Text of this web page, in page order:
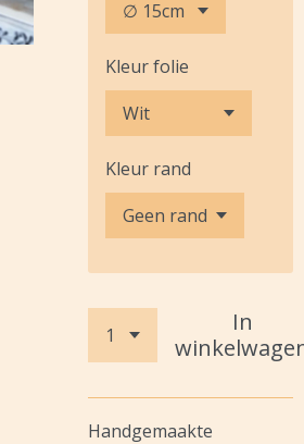
Kleur folie
Kleur rand
In
Handgemaakte